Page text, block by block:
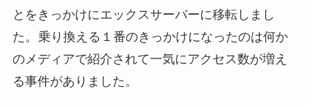
とをきっかけにエックスサーバーに移転しまし
た。
乗り換える１番のきっかけになったのは何か
のメディアで紹介されて一気にアクセス数が増え
る事件がありました。